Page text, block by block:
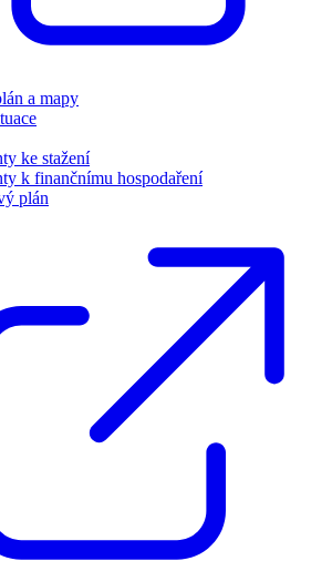
a mapy
ke stažení
k finančnímu hospodaření
plán